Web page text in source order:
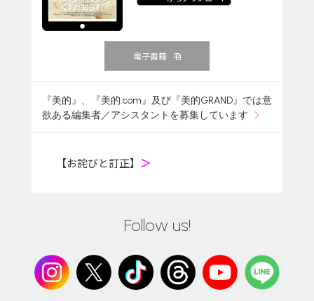
電子書籍
『美的』、『美的.com』及び『美的GRAND』では意
欲ある編集者／アシスタントを募集しています
【お詫びと訂正】 ＞
Follow us!